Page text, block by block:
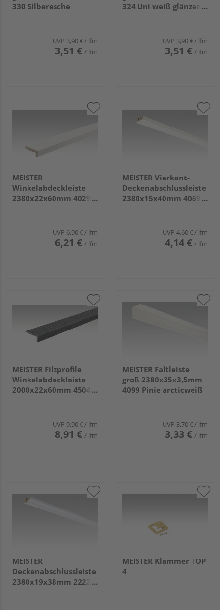
330 Silberesche
UVP 3,90 € / lfm
3,51 € / lfm
324 Uni weiß glänzend
UVP 3,90 € / lfm
3,51 € / lfm
MEISTER
Winkelabdeckleiste
2380x22x60mm 4029
UVP 6,90 €/ lfm
6,21 € / lfm
MEISTER Vierkant-
Deckenabschlussleiste
2380x15x40mm 4069
UVP 4,60 €/ lfm
4,14 € / lfm
MEISTER Filzprofile
Winkelabdeckleiste
2000x22x60mm 4504
UVP 9,90 €/ lfm
8,91 € / lfm
MEISTER Faltleiste
groß 2380x35x3,5mm
4099 Pinie arcticweiß
UVP 3,70 €/ lfm
3,33 € / lfm
MEISTER
Deckenabschlussleiste
2380x19x38mm 2222
MEISTER Klammer TOP
4